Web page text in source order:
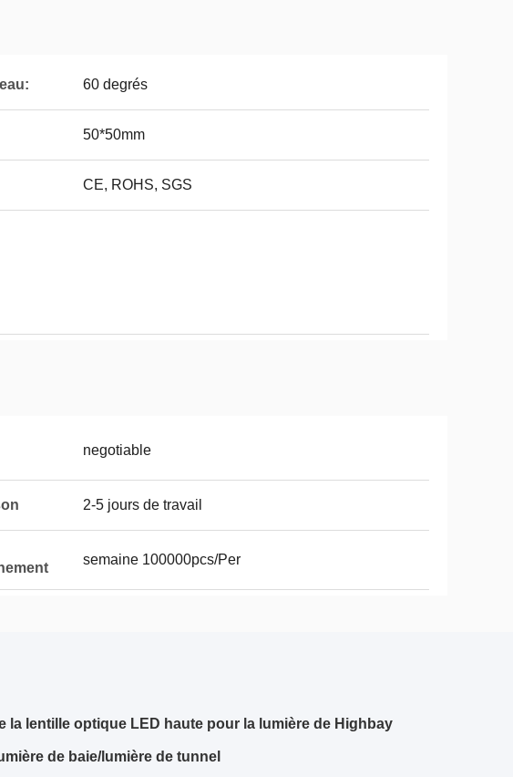
60 degrés
50*50mm
CE, ROHS, SGS
negotiable
2-5 jours de travail
semaine 100000pcs/Per
la lentille optique LED haute pour la lumière de Highbay
de baie/lumière de tunnel